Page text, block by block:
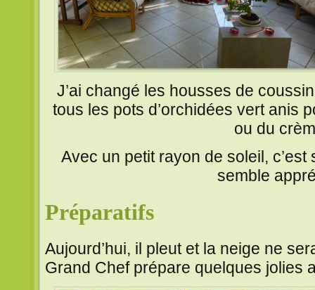
J’ai changé les housses de
tous les pots d’orchidées vert anis
ou du
Avec un petit rayon de soleil,
semble
Préparatifs
Aujourd’hui, il pleut et la neige ne
Grand Chef prépare quelques jolies